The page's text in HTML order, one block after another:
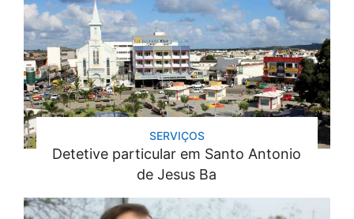
SERVIÇOS
Detetive particular em Santo Antonio
de Jesus Ba